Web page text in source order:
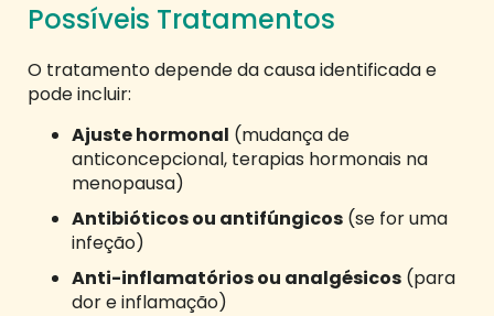
Possíveis Tratamentos
O tratamento depende da causa identificada e
pode incluir:
Ajuste hormonal (mudança de
anticoncepcional, terapias hormonais na
menopausa)
Antibióticos ou antifúngicos (se for uma
infeção)
Anti-inflamatórios ou analgésicos (para
dor e inflamação)